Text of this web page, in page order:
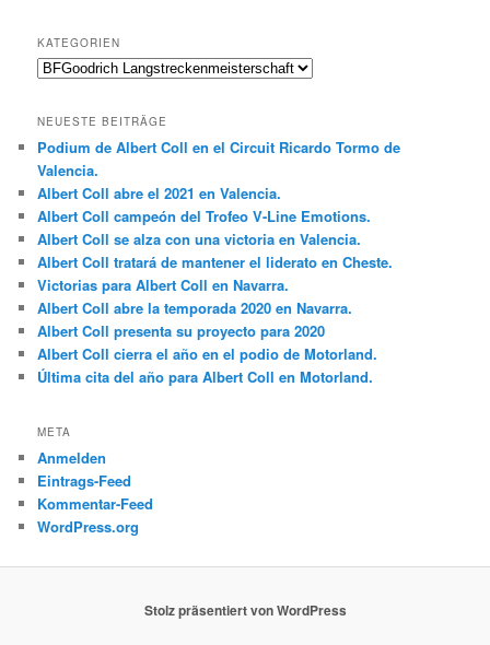
KATEGORIEN
Kategorien
NEUESTE BEITRÄGE
Podium de Albert Coll en el Circuit Ricardo Tormo de
Valencia.
Albert Coll abre el 2021 en Valencia.
Albert Coll campeón del Trofeo V-Line Emotions.
Albert Coll se alza con una victoria en Valencia.
Albert Coll tratará de mantener el liderato en Cheste.
Victorias para Albert Coll en Navarra.
Albert Coll abre la temporada 2020 en Navarra.
Albert Coll presenta su proyecto para 2020
Albert Coll cierra el año en el podio de Motorland.
Última cita del año para Albert Coll en Motorland.
META
Anmelden
Eintrags-Feed
Kommentar-Feed
WordPress.org
Stolz präsentiert von WordPress